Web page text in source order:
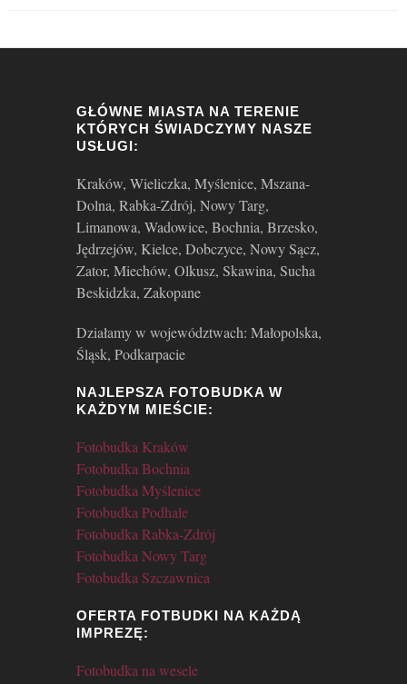
GŁÓWNE MIASTA NA TERENIE
KTÓRYCH ŚWIADCZYMY NASZE
USŁUGI:
Kraków, Wieliczka, Myślenice, Mszana-
Dolna, Rabka-Zdrój, Nowy Targ,
Limanowa, Wadowice, Bochnia, Brzesko,
Jędrzejów, Kielce, Dobczyce, Nowy Sącz,
Zator, Miechów, Olkusz, Skawina, Sucha
Beskidzka, Zakopane
Działamy w województwach: Małopolska,
Śląsk, Podkarpacie
NAJLEPSZA FOTOBUDKA W
KAŻDYM MIEŚCIE:
Fotobudka Kraków
Fotobudka Bochnia
Fotobudka Myślenice
Fotobudka Podhale
Fotobudka Rabka-Zdrój
Fotobudka Nowy Targ
Fotobudka Szczawnica
OFERTA FOTBUDKI NA KAŻDĄ
IMPREZĘ:
Fotobudka na wesele